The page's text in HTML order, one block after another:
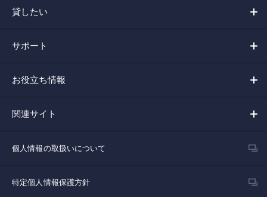
貸したい
サポート
お役立ち情報
関連サイト
個人情報の取扱いについて
特定個人情報保護方針